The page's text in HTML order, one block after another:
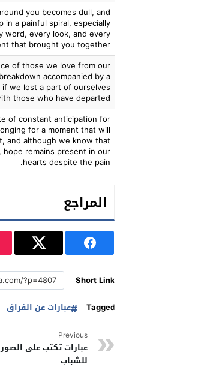
you becomes dull, and
in a painful spiral, especially
word, every look, and every
that brought you together.
of those we love from our
accompanied by a
we lost a part of ourselves
those who have departed.
of constant anticipation for
for a moment that will
and although we know that
remains present in our
hearts despite the pain.
المراجع
Short Link
Tagged
عبارات عن الفراق
Previous
عبارات تكتب على
للشباب